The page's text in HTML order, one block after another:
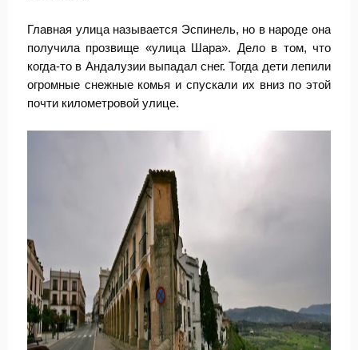
Главная улица называется Эспинель, но в народе она
получила прозвище «улица Шара». Дело в том, что
когда-то в Андалузии выпадал снег. Тогда дети лепили
огромные снежные комья и спускали их вниз по этой
почти километровой улице.